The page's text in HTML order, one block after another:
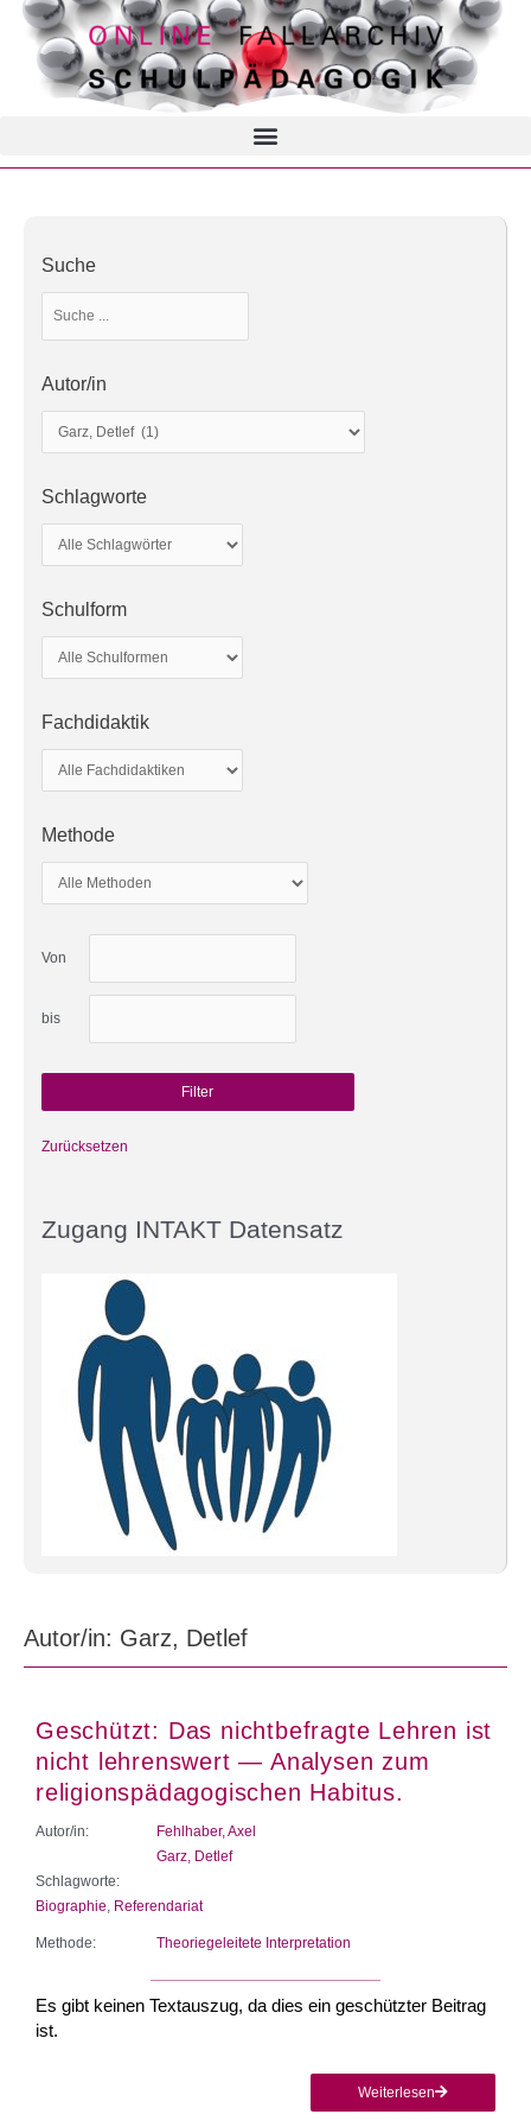
Suche
Autor/in
Schlagworte
Schulform
Fachdidaktik
Methode
Von
bis
Zurücksetzen
Zugang INTAKT Datensatz
Autor/in: Garz, Detlef
Geschützt: Das nichtbefragte Lehren ist
nicht lehrenswert — Analysen zum
religionspädagogischen Habitus.
Autor/in:
Fehlhaber, Axel
Garz, Detlef
Schlagworte:
Biographie Referendariat
Methode: Theoriegeleitete Interpretation
Es gibt keinen Textauszug, da dies ein geschützter Beitrag
ist.
Weiterlesen